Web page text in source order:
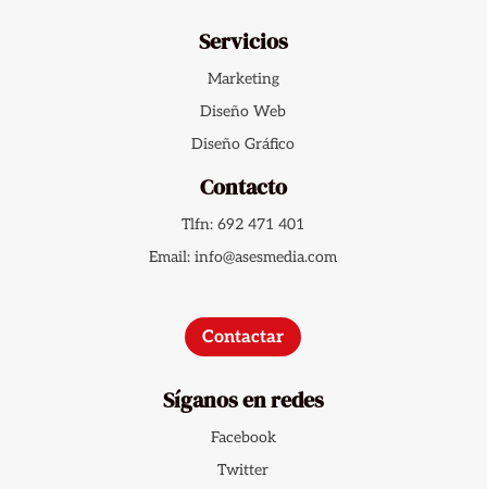
Servicios
Marketing
Diseño Web
Diseño Gráfico
Contacto
Tlfn: 692 471 401
Email: info@asesmedia.com
Contactar
Síganos en redes
Facebook
Twitter